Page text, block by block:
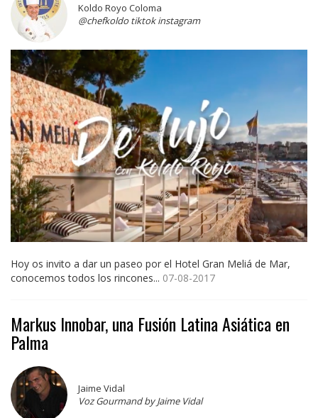
Koldo Royo Coloma
@chefkoldo tiktok instagram
Hoy os invito a dar un paseo por el Hotel Gran Meliá de Mar,
conocemos todos los rincones... 07-08-2017
Markus Innobar, una Fusión Latina Asiática en
Palma
Jaime Vidal
Voz Gourmand by Jaime Vidal